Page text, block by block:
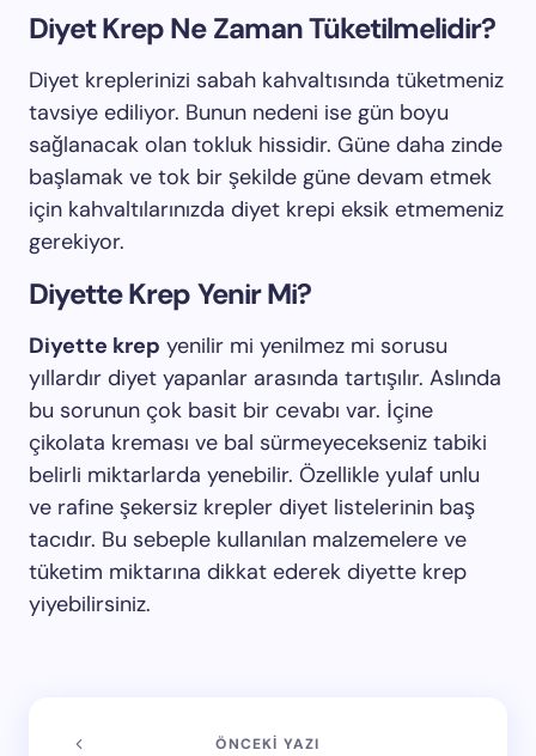
Diyet Krep Ne Zaman Tüketilmelidir?
Diyet kreplerinizi sabah kahvaltısında tüketmeniz
tavsiye ediliyor. Bunun nedeni ise gün boyu
sağlanacak olan tokluk hissidir. Güne daha zinde
başlamak ve tok bir şekilde güne devam etmek
için kahvaltılarınızda diyet krepi eksik etmemeniz
gerekiyor.
Diyette Krep Yenir Mi?
Diyette krep yenilir mi yenilmez mi sorusu
yıllardır diyet yapanlar arasında tartışılır. Aslında
bu sorunun çok basit bir cevabı var. İçine
çikolata kreması ve bal sürmeyecekseniz tabiki
belirli miktarlarda yenebilir. Özellikle yulaf unlu
ve rafine şekersiz krepler diyet listelerinin baş
tacıdır. Bu sebeple kullanılan malzemelere ve
tüketim miktarına dikkat ederek diyette krep
yiyebilirsiniz.
ÖNCEKI YAZI